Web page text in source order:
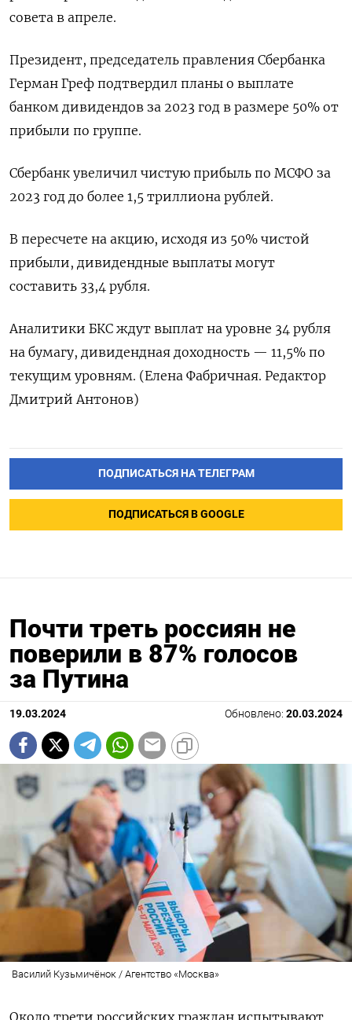
совета в апреле.
Президент, председатель правления Сбербанка
Герман Греф подтвердил планы о выплате
банком дивидендов за 2023 год в размере 50% от
прибыли по группе.
Сбербанк увеличил чистую прибыль по МСФО за
2023 год до более 1,5 триллиона рублей.
В пересчете на акцию, исходя из 50% чистой
прибыли, дивидендные выплаты могут
составить 33,4 рубля.
Аналитики БКС ждут выплат на уровне 34 рубля
на бумагу, дивидендная доходность — 11,5% по
текущим уровням. (Елена Фабричная. Редактор
Дмитрий Антонов)
ПОДПИСАТЬСЯ НА ТЕЛЕГРАМ
ПОДПИСАТЬСЯ В GOOGLE
Почти треть россиян не
поверили в 87% голосов
за Путина
19.03.2024 Обновлено: 20.03.2024
Василий Кузьмичёнок / Агентство «Москва»
Около трети российских граждан испытывают